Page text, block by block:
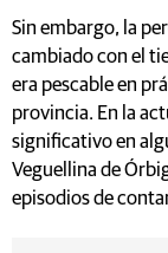
Sin embargo, la
cambiado con el
era pescable en
provincia. En la
significativo en
Veguellina de
episodios de